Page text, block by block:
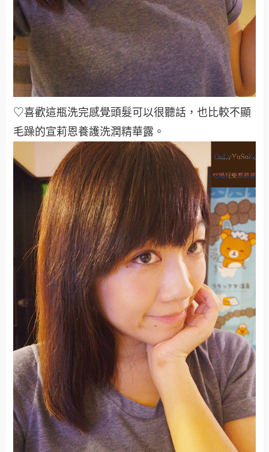
♡喜歡這瓶洗完感覺頭髮可以很聽話，也比較不顯
毛躁的宣莉恩養護洗潤精華露 。